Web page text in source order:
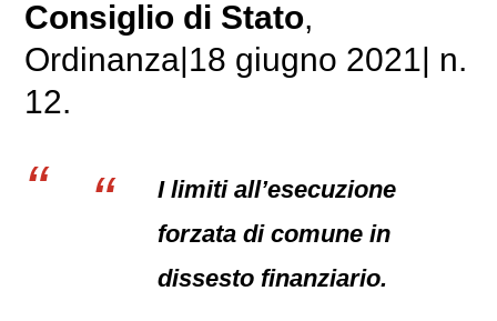
Consiglio di Stato,
Ordinanza|18 giugno 2021| n.
12.
I limiti all’esecuzione
forzata di comune in
dissesto finanziario.